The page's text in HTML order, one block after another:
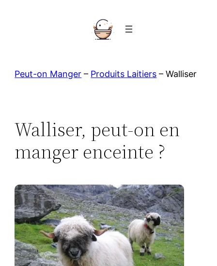
Peut-on Manger – Produits Laitiers –Walliser
Walliser, peut-on en
manger enceinte ?